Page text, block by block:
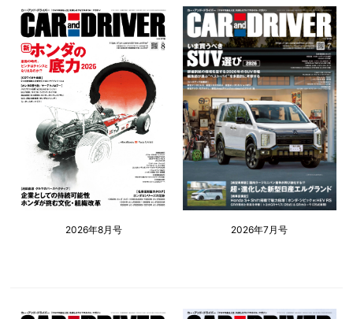
2026年8月号 2026年7月号